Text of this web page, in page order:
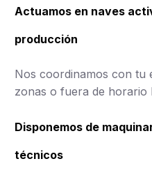
Actuamos en naves
producción
Nos coordinamos con tu
zonas o fuera de horario
Disponemos de
técnicos